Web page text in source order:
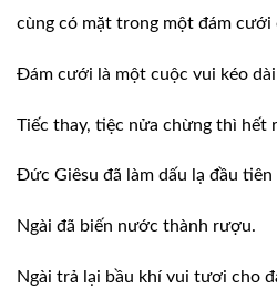
cùng có mặt trong một đám cưới
Ðám cưới là một cuộc vui kéo
Tiếc thay, tiệc nửa chừng thì hết
Ðức Giêsu đã làm dấu lạ đầu
Ngài đã biến nước thành rượu.
Ngài trả lại bầu khí vui tươi cho